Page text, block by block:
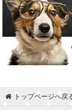
トップページへ戻